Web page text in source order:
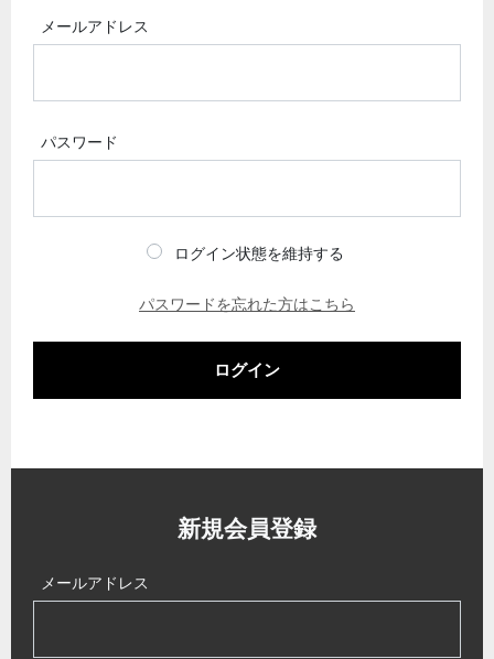
メールアドレス
パスワード
ログイン状態を維持する
パスワードを忘れた方はこちら
ログイン
新規会員登録
メールアドレス